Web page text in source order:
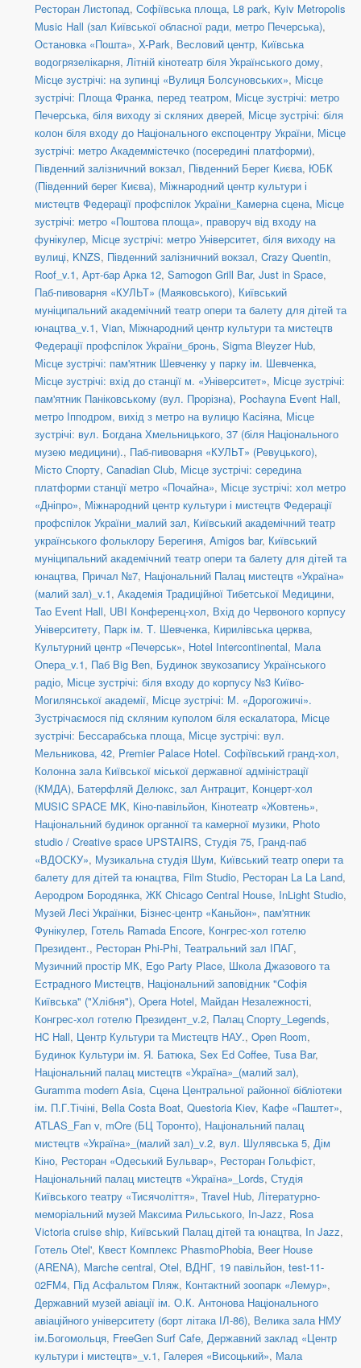
Ресторан Листопад, Софіївська площа, L8 park, Kyiv Metropolis
Music Hall (зал Київської обласної ради, метро Печерська),
Остановка «Пошта», X-Park, Весловий центр, Київська
водогрязелікарня, Літній кінотеатр біля Українського дому,
Місце зустрічі: на зупинці «Вулиця Болсуновських», Місце
зустрічі: Площа Франка, перед театром, Місце зустрічі: метро
Печерська, біля виходу зі скляних дверей, Місце зустрічі: біля
колон біля входу до Національного експоцентру України, Місце
зустрічі: метро Академмістечко (посередині платформи),
Південний залізничний вокзал, Південний Берег Києва, ЮБК
(Південний берег Києва), Міжнародний центр культури і
мистецтв Федерації профспілок України_Камерна сцена, Місце
зустрічі: метро «Поштова площа», праворуч від входу на
фунікулер, Місце зустрічі: метро Університет, біля виходу на
вулиці, KNZS, Південний залізничний вокзал, Crazy Quentin,
Roof_v.1, Арт-бар Арка 12, Samogon Grill Bar, Just in Space,
Паб-пивоварня «КУЛЬТ» (Маяковського), Київський
муніципальний академічний театр опери та балету для дітей та
юнацтва_v.1, Vian, Міжнародний центр культури та мистецтв
Федерації профспілок України_бронь, Sigma Bleyzer Hub,
Місце зустрічі: пам'ятник Шевченку у парку ім. Шевченка,
Місце зустрічі: вхід до станції м. «Університет», Місце зустрічі:
пам'ятник Паніковському (вул. Прорізна), Pochayna Event Hall,
метро Іпподром, вихід з метро на вулицю Касіяна, Місце
зустрічі: вул. Богдана Хмельницького, 37 (біля Національного
музею медицини)., Паб-пивоварня «КУЛЬТ» (Ревуцького),
Місто Спорту, Canadian Club, Місце зустрічі: середина
платформи станції метро «Почайна», Місце зустрічі: хол метро
«Дніпро», Міжнародний центр культури і мистецтв Федерації
профспілок України_малий зал, Київський академічний театр
українського фольклору Берегиня, Amigos bar, Київський
муніципальний академічний театр опери та балету для дітей та
юнацтва, Причал №7, Національний Палац мистецтв «Україна»
(малий зал)_v.1, Академія Традиційної Тибетської Медицини,
Tao Event Hall, UBI Конференц-хол, Вхід до Червоного корпусу
Університету, Парк ім. Т. Шевченка, Кирилівська церква,
Культурний центр «Печерськ», Hotel Intercontinental, Мала
Опера_v.1, Паб Big Ben, Будинок звукозапису Українського
радіо, Місце зустрічі: біля входу до корпусу №3 Київо-
Могилянської академії, Місце зустрічі: М. «Дорогожичі».
Зустрічаємося під скляним куполом біля ескалатора, Місце
зустрічі: Бессарабська площа, Місце зустрічі: вул.
Мельникова, 42, Premier Palace Hotel. Софіївський гранд-хол,
Колонна зала Київської міської державної адміністрації
(КМДА), Батерфляй Делюкс, зал Антрацит, Концерт-хол
MUSIC SPACE MK, Кіно-павільйон, Кінотеатр «Жовтень»,
Національний будинок органної та камерної музики, Photo
studio / Creative space UPSTAIRS, Студія 75, Гранд-паб
«ВДОСКУ», Музикальна студія Шум, Київський театр опери та
балету для дітей та юнацтва, Film Studio, Ресторан La La Land,
Аеродром Бородянка, ЖК Chicago Central House, InLight Studio,
Музей Лесі Українки, Бізнес-центр «Каньйон», пам'ятник
Фунікулер, Готель Ramada Encore, Конгрес-хол готелю
Президент., Ресторан Phi-Phi, Театральний зал ІПАГ,
Музичний простір МК, Ego Party Place, Школа Джазового та
Естрадного Мистецтв, Національний заповідник "Софія
Київська" ("Хлібня"), Opera Hotel, Майдан Незалежності,
Конгрес-хол готелю Президент_v.2, Палац Спорту_Legends,
HC Hall, Центр Культури та Мистецтв НАУ., Open Room,
Будинок Культури ім. Я. Батюка, Sex Ed Coffee, Tusa Bar,
Національний палац мистецтв «Україна»_(малий зал),
Guramma modern Asia, Сцена Центральної районної бібліотеки
ім. П.Г.Тічіні, Bella Costa Boat, Questoria Kiev, Кафе «Паштет»,
ATLAS_Fan v, mOre (БЦ Торонто), Національний палац
мистецтв «Україна»_(малий зал)_v.2, вул. Шулявська 5, Дім
Кіно, Ресторан «Одеський Бульвар», Ресторан Гольфіст,
Національний палац мистецтв «Україна»_Lords, Студія
Київського театру «Тисячоліття», Travel Hub, Літературно-
меморіальний музей Максима Рильського, In-Jazz, Rosa
Victoria cruise ship, Київський Палац дітей та юнацтва, In Jazz,
Готель Otel', Квест Комплекс PhasmoPhobia, Beer House
(ARENA), Marche central, Otel, ВДНГ, 19 павільйон, test-11-
02FM4, Під Асфальтом Пляж, Контактний зоопарк «Лемур»,
Державний музей авіації ім. О.К. Антонова Національного
авіаційного університету (борт літака ІЛ-86), Велика зала НМУ
ім.Богомольця, FreeGen Surf Cafe, Державний заклад «Центр
культури і мистецтв»_v.1, Галерея «Висоцький», Мала